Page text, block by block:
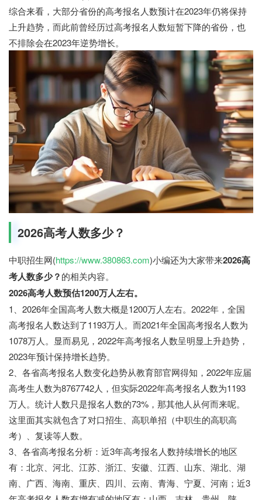
综合来看，大部分省份的高考报名人数预计在2023年仍将保持
上升趋势，而此前曾经历过高考报名人数短暂下降的省份，也
不排除会在2023年逆势增长。
2026高考人数多少？
中职招生网(https://www.380863.com)小编还为大家带来2026高
考人数多少？的相关内容。
2026高考人数预估1200万人左右。
1、2026年全国高考人数大概是1200万人左右。2022年，全国
高考报名人数达到了1193万人。而2021年全国高考报名人数为
1078万人。显而易见，2022年高考报名人数呈明显上升趋势，
2023年预计保持增长趋势。
2、各省高考报名人数变化趋势从教育部官网得知，2022年应届
高考生人数为8767742人，但实际2022年高考报名人数为1193
万人。统计人数只是报名人数的73%，那其他人从何而来呢。
这里面其实就包含了对口招生、高职单招（中职生的高职高
考）、复读等人数。
3、各省高考报名分析：近3年高考报名人数持续增长的地区
有：北京、河北、江苏、浙江、安徽、江西、山东、湖北、湖
南、广西、海南、重庆、四川、云南、青海、宁夏、河南；近3